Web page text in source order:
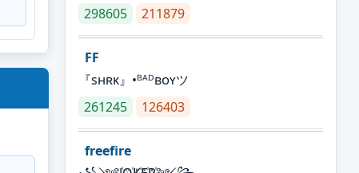
298605
211879
FF
『sʜʀᴋ』•ᴮᴬᴰʙᴏʏツ
261245
126403
freefire